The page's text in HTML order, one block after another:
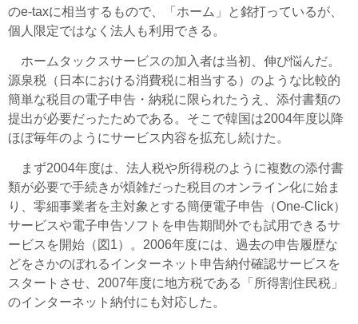
のe-taxに相当するもので、「ホーム」と銘打っているが、
個人限定ではなく法人も利用できる。
ホームタックスサービスの加入者は当初、伸び悩んだ。
源泉税（日本における消費税に相当する）のような比較的
簡単な税目の電子申告・納税に限られたうえ、添付書類の
提出が必要だったためである。そこで韓国は2004年度以降
ほぼ毎年のようにサービス内容を拡充し続けた。
まず2004年度は、法人税や所得税のように複数の添付書
類が必要で手続きが煩雑だった税目のオンライン化に始ま
り、零細事業者を主対象とする簡便電子申告（One-Click）
サービスや電子申告ソフトを申告期間外でも試用できるサ
ービスを開始（図1）。2006年度には、過去の申告履歴な
どをさかのぼれるインターネット申告納付確認サービスを
スタートさせ、2007年度に地方税である「所得割住民税」
のインターネット納付にも対応した。